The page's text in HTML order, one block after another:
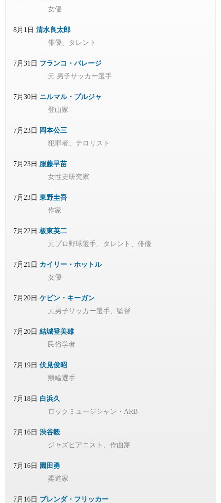
女優
8月1日 清水良太郎
俳優、タレント
7月31日 フランコ・バレージ
元 男子サッカー選手
7月30日 ニルマル・プルジャ
登山家
7月23日 岡本公三
犯罪者、テロリスト
7月23日 服藤早苗
女性史研究家
7月23日 東野圭吾
作家
7月22日 板東英二
元プロ野球選手、タレント、俳優
7月21日 カイリー・ホットル
女優
7月20日 ケビン・キーガン
元男子サッカー選手、監督
7月20日 結城登美雄
民俗学者
7月19日 伏見俊昭
競輪選手
7月18日 白浜久
ロックミュージシャン・ARB
7月16日 渋谷毅
ジャズピアニスト、作曲家
7月16日 園田勇
柔道家
7月16日 ブレンダ・フリッカー